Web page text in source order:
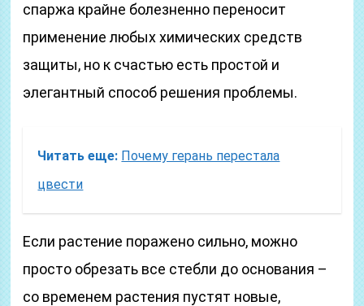
спаржа крайне болезненно переносит
применение любых химических средств
защиты, но к счастью есть простой и
элегантный способ решения проблемы.
Читать еще: Почему герань перестала
цвести
Если растение поражено сильно, можно
просто обрезать все стебли до основания –
со временем растения пустят новые,